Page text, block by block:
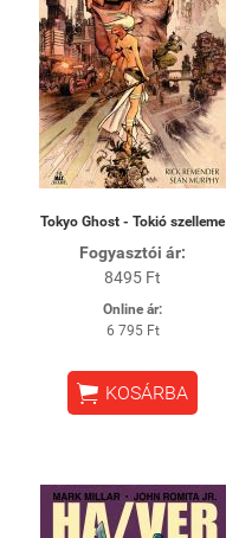
Tokyo Ghost - Tokió szelleme
Fogyasztói ár:
8495 Ft
Online ár:
6 795 Ft
 KOSÁRBA